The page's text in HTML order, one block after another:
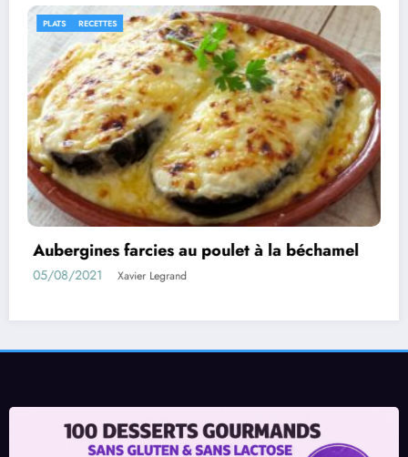
IDÉES RECETTES RECETTES
Rouleaux d’aubergines farcies
01/08/2021